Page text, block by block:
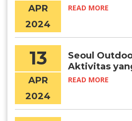
APR
2024
Card yang
READ MORE
13
APR
2024
Seoul
Aktivitas
Produktif di
READ MORE